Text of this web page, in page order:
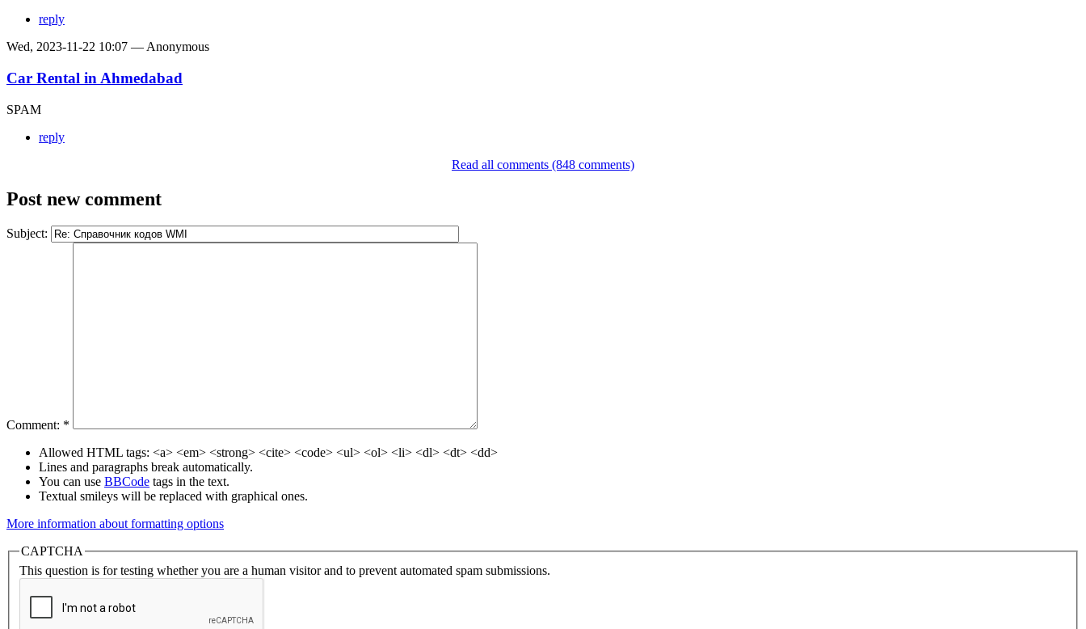
reply
Wed, 2023-11-22 10:07 — Anonymous
Car Rental in Ahmedabad
SPAM
reply
Read all comments (848 comments)
Post new comment
Subject:
Comment: *
Allowed HTML tags: <a> <em> <strong> <cite> <code> <ul> <ol> <li> <dl> <dt> <dd>
Lines and paragraphs break automatically.
You can use BBCode tags in the text.
Textual smileys will be replaced with graphical ones.
More information about formatting options
CAPTCHA
This question is for testing whether you are a human visitor and to prevent automated spam submissions.